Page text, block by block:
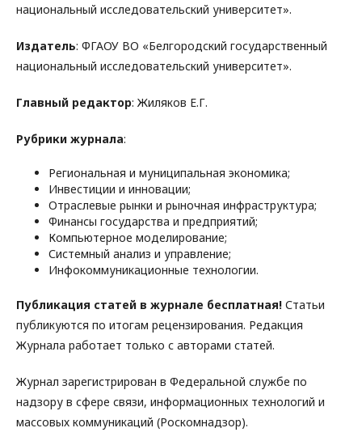
национальный исследовательский университет».
Издатель: ФГАОУ ВО «Белгородский государственный
национальный исследовательский университет».
Главный редактор: Жиляков Е.Г.
Рубрики журнала:
Региональная и муниципальная экономика;
Инвестиции и инновации;
Отраслевые рынки и рыночная инфраструктура;
Финансы государства и предприятий;
Компьютерное моделирование;
Системный анализ и управление;
Инфокоммуникационные технологии.
Публикация статей в журнале бесплатная! Статьи
публикуются по итогам рецензирования. Редакция
Журнала работает только с авторами статей.
Журнал зарегистрирован в Федеральной службе по
надзору в сфере связи, информационных технологий и
массовых коммуникаций (Роскомнадзор).